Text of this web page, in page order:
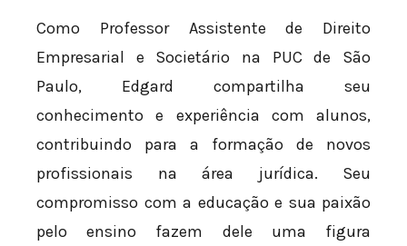
Como Professor Assistente de Direito
Empresarial e Societário na PUC de São
Paulo, Edgard compartilha seu
conhecimento e experiência com alunos,
contribuindo para a formação de novos
profissionais na área jurídica. Seu
compromisso com a educação e sua paixão
pelo ensino fazem dele uma figura